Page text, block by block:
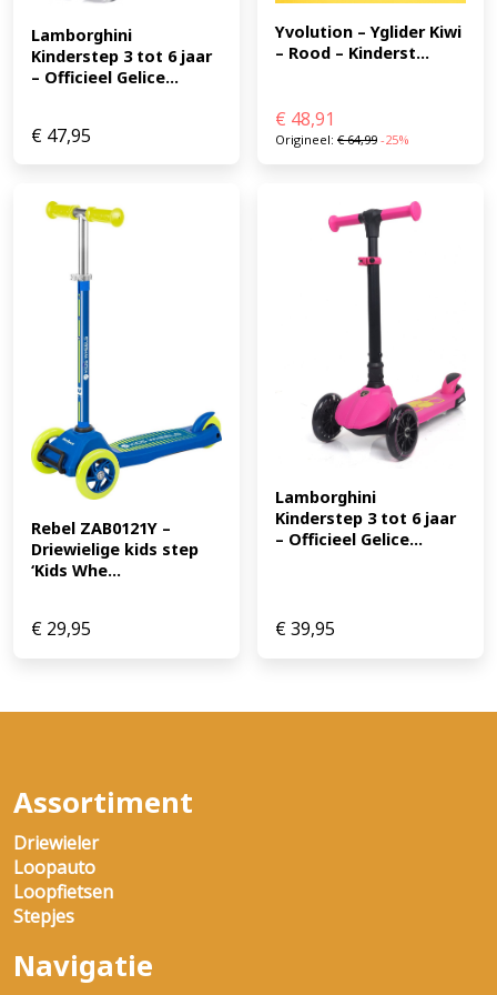
en hoogwaardig kunststof Gebruik: Binnen en buiten
(EAN: 8721398022970)
Lamborghini
Kinderstep 3 tot 6 jaar
– Officieel Gelice...
€ 47,95
Yvolution – Yglider Kiwi
– Rood – Kinderst...
€ 48,91
Origineel: €64,99 -25%
Rebel ZAB0121Y –
Driewielige kids step
‘Kids Whe...
€ 29,95
Lamborghini
Kinderstep 3 tot 6 jaar
– Officieel Gelice...
€39,95
Assortiment
Driewieler
Loopauto
Loopfietsen
Stepjes
Navigatie